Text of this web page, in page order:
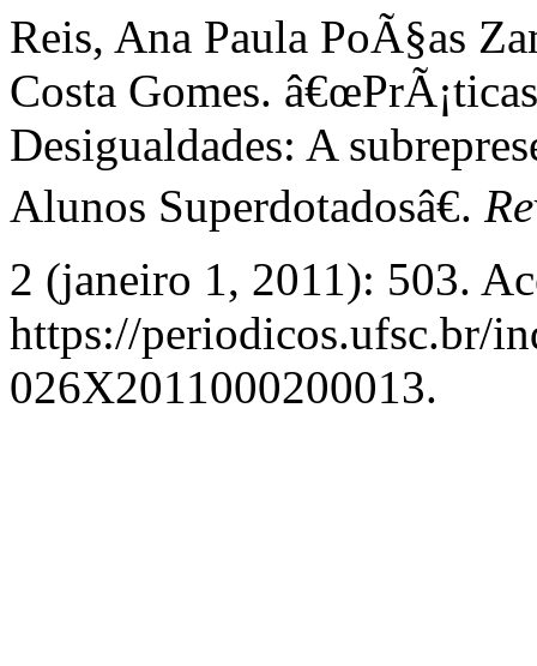
Reis, Ana Paula PoÃ§as
Costa Gomes.
Desigualdades: A
Alunos Superdotadosâ€.
2 (janeiro 1, 2011): 503.
https://periodicos.ufsc.br/
026X2011000200013.